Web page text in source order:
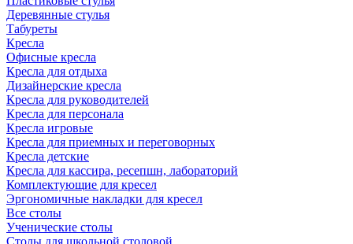
Деревянные стулья
Табуреты
Кресла
Офисные кресла
Кресла для отдыха
Дизайнерские кресла
Кресла для руководителей
Кресла для персонала
Кресла игровые
Кресла для приемных и переговорных
Кресла детские
Кресла для кассира, ресепшн, лабораторий
Комплектующие для кресел
Эргономичные накладки для кресел
Все столы
Ученические столы
Столы для школьной столовой